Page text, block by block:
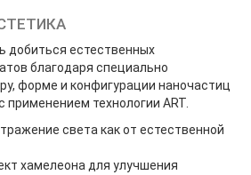
добиться естественных
благодаря специально
форме и конфигурации наночастиц
технологии ART.
света как от естественной
хамелеона для улучшения